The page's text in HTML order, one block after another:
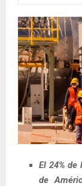
El 24% de
de